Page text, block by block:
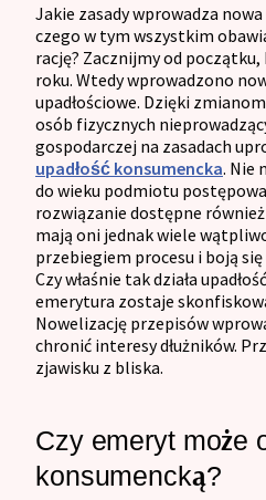
Jakie zasady wprowadza nowa
czego w tym wszystkim
rację? Zacznijmy od
roku. Wtedy wprowadzono
upadłościowe. Dzięki
osób fizycznych
gospodarczej na zasadach
upadłość konsumencka. Nie
do wieku podmiotu
rozwiązanie dostępne
mają oni jednak wiele
przebiegiem procesu i boją
Czy właśnie tak działa
emerytura zostaje
Nowelizację przepisów
chronić interesy dłużników.
zjawisku z bliska.
Czy emeryt może
konsumencką?